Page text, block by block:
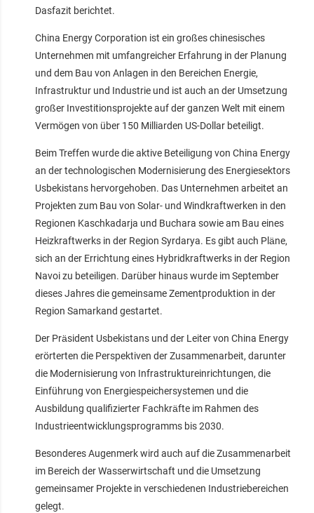
Dasfazit berichtet.
China Energy Corporation ist ein großes chinesisches
Unternehmen mit umfangreicher Erfahrung in der Planung
und dem Bau von Anlagen in den Bereichen Energie,
Infrastruktur und Industrie und ist auch an der Umsetzung
großer Investitionsprojekte auf der ganzen Welt mit einem
Vermögen von über 150 Milliarden US-Dollar beteiligt.
Beim Treffen wurde die aktive Beteiligung von China Energy
an der technologischen Modernisierung des Energiesektors
Usbekistans hervorgehoben. Das Unternehmen arbeitet an
Projekten zum Bau von Solar- und Windkraftwerken in den
Regionen Kaschkadarja und Buchara sowie am Bau eines
Heizkraftwerks in der Region Syrdarya. Es gibt auch Pläne,
sich an der Errichtung eines Hybridkraftwerks in der Region
Navoi zu beteiligen. Darüber hinaus wurde im September
dieses Jahres die gemeinsame Zementproduktion in der
Region Samarkand gestartet.
Der Präsident Usbekistans und der Leiter von China Energy
erörterten die Perspektiven der Zusammenarbeit, darunter
die Modernisierung von Infrastruktureinrichtungen, die
Einführung von Energiespeichersystemen und die
Ausbildung qualifizierter Fachkräfte im Rahmen des
Industrieentwicklungsprogramms bis 2030.
Besonderes Augenmerk wird auch auf die Zusammenarbeit
im Bereich der Wasserwirtschaft und die Umsetzung
gemeinsamer Projekte in verschiedenen Industriebereichen
gelegt.